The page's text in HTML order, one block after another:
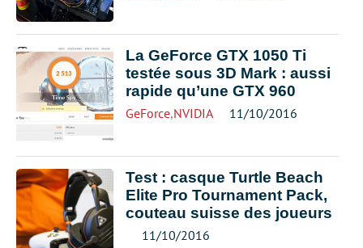
La GeForce GTX 1050 Ti
testée sous 3D Mark : aussi
rapide qu’une GTX 960
GeForce,NVIDIA 11/10/2016
Test : casque Turtle Beach
Elite Pro Tournament Pack,
couteau suisse des joueurs
11/10/2016